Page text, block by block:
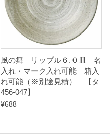
風の舞 リップル６.０皿 名
入れ・マーク入れ可能 箱入
れ可能（※別途見積） 【タ
456-047】
¥688